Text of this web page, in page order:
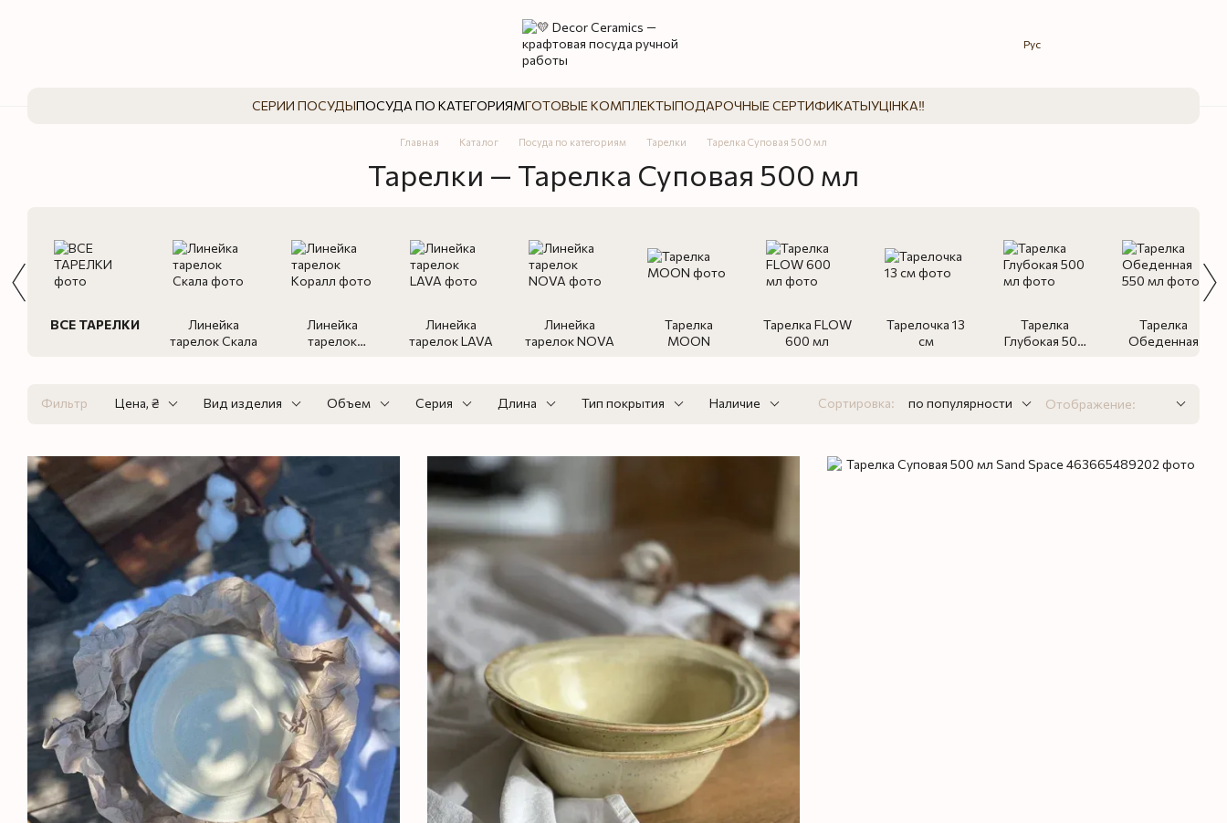
Рус
СЕРИИ ПОСУДЫПОСУДА ПО КАТЕГОРИЯМГОТОВЫЕ КОМПЛЕКТЫПОДАРОЧНЫЕ СЕРТИФИКАТЫУЦІНКА‼️
Главная Каталог Посуда по категориям Тарелки Тарелка Суповая 500 мл
Тарелки — Тарелка Суповая 500 мл
ВСЕ ТАРЕЛКИ
Линейка
тарелок Скала
Линейка
тарелок
Линейка
тарелок LAVA
Линейка
тарелок NOVA
Тарелка
MOON
Тарелка FLOW
600 мл
Тарелочка 13
см
Тарелка
Глубокая 500
Тарелка
Обеденная
Фильтр Цена, ₴ Вид изделия Объем Серия Длина Тип покрытия Наличие Сортировка: по популярности Отображение: